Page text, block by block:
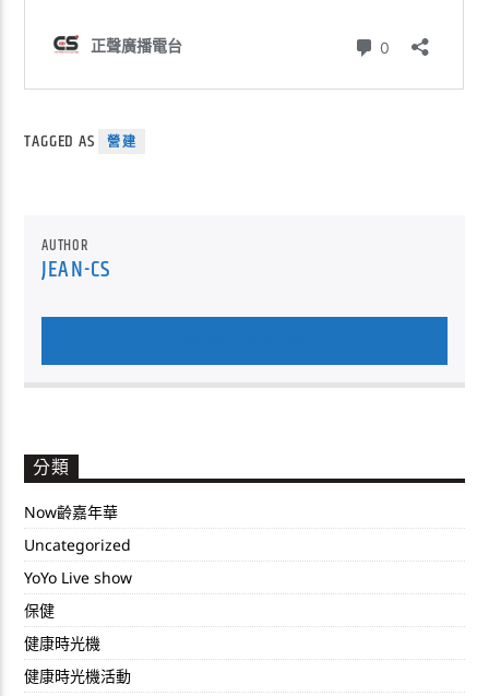
TAGGED AS 營建
AUTHOR
JEAN-CS
分類
Now齡嘉年華
Uncategorized
YoYo Live show
保健
健康時光機
健康時光機活動